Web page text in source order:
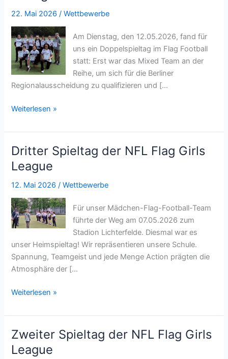
und
starke
Argumente
22. Mai 2026/Wettbewerbe
Am Dienstag, den 12.05.2026, fand für
uns ein Doppelspieltag im Flag Football
statt: Erst war das Mixed Team an der
Reihe, um sich für die Berliner
Regionalausscheidung zu qualifizieren und […
Doppelspieltag
Flag
Football
Mannschaften
–
Hamburg
Weiterlesen »
Dritter Spieltag der NFL Flag Girls
League
12. Mai 2026/Wettbewerbe
Für unser Mädchen-Flag-Football-Team
führte der Weg am 07.05.2026 zum
Stadion Lichterfelde. Diesmal war es
unser Heimspieltag! Wir repräsentieren unsere Schule.
Spannung, Teamgeist und jede Menge Action prägten die
Atmosphäre der […
Dritter
der
NFL
Flag
Girls
Weiterlesen »
Zweiter Spieltag der NFL Flag Girls
League